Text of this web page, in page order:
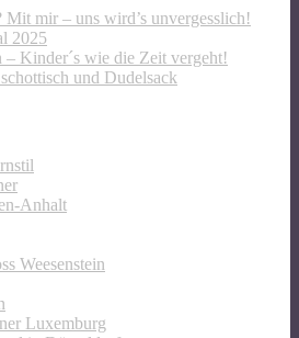
mir – uns wird’s unvergesslich!
2025
– Kinder´s wie die Zeit vergeht!
und Dudelsack
Anhalt
Weesenstein
Luxemburg